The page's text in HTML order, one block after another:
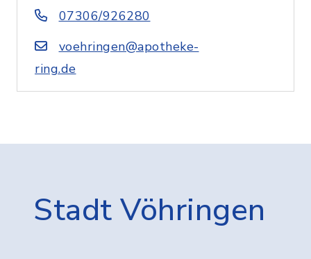
07306/926280
voehringen@apotheke-
ring.de
Stadt Vöhringen